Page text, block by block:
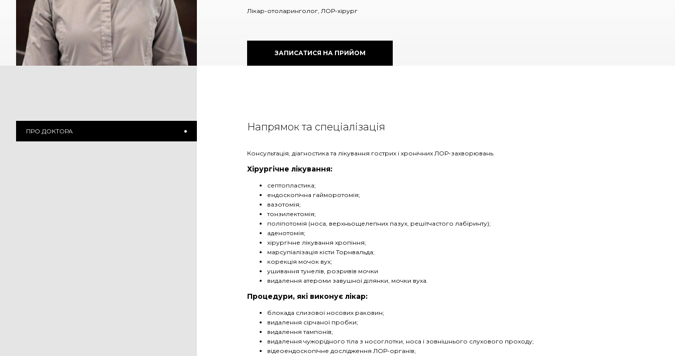
Лікар-отоларинголог, ЛОР-хірург
ЗАПИСАТИСЯ НА ПРИЙОМ
ПРО ДОКТОРА Напрямок та спеціалізація
Консультація, діагностика та лікування гострих і хронічних ЛОР-захворювань.
Хірургічне лікування:
септопластика;
ендоскопічна гайморотомія;
вазотомія;
тонзилектомія;
поліпотомія (носа, верхньощелепних пазух, решітчастого лабіринту);
аденотомія;
хірургічне лікування хропіння;
марсупіалізація кісти Торнвальда;
корекція мочок вух;
ушивання тунелів, розривів мочки
видалення атероми завушної ділянки, мочки вуха.
Процедури, які виконує лікар:
блокада слизової носових раковин;
видалення сірчаної пробки;
видалення тампонів;
видалення чужорідного тіла з носоглотки, носа і зовнішнього слухового проходу;
відеоендоскопічне дослідження ЛОР-органів;